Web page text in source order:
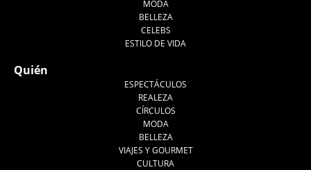
MODA
BELLEZA
CELEBS
ESTILO DE VIDA
Quién
ESPECTÁCULOS
REALEZA
CÍRCULOS
MODA
BELLEZA
VIAJES Y GOURMET
CULTURA